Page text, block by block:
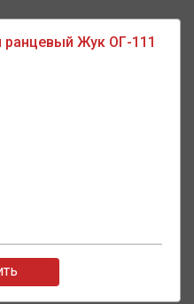
Жук ОГ-111